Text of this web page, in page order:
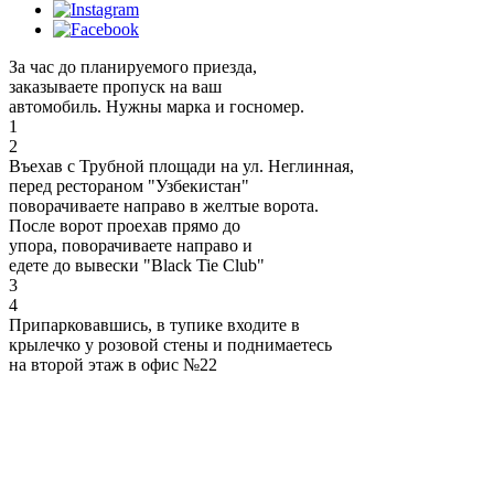
За час до планируемого приезда,
заказываете пропуск на ваш
автомобиль. Нужны марка и госномер.
1
2
Въехав с Трубной площади на ул. Неглинная,
перед рестораном "Узбекистан"
поворачиваете направо в желтые ворота.
После ворот проехав прямо до
упора, поворачиваете направо и
едете до вывески "Black Tie Club"
3
4
Припарковавшись, в тупике входите в
крылечко у розовой стены и поднимаетесь
на второй этаж в офис №22